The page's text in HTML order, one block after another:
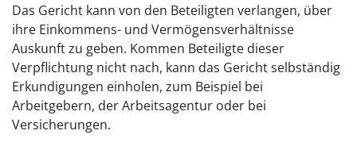
Das Gericht kann von den Beteiligten verlangen, über
ihre Einkommens- und Vermögensverhältnisse
Auskunft zu geben. Kommen Beteiligte dieser
Verpflichtung nicht nach, kann das Gericht selbständig
Erkundigungen einholen, zum Beispiel bei
Arbeitgebern, der Arbeitsagentur oder bei
Versicherungen.